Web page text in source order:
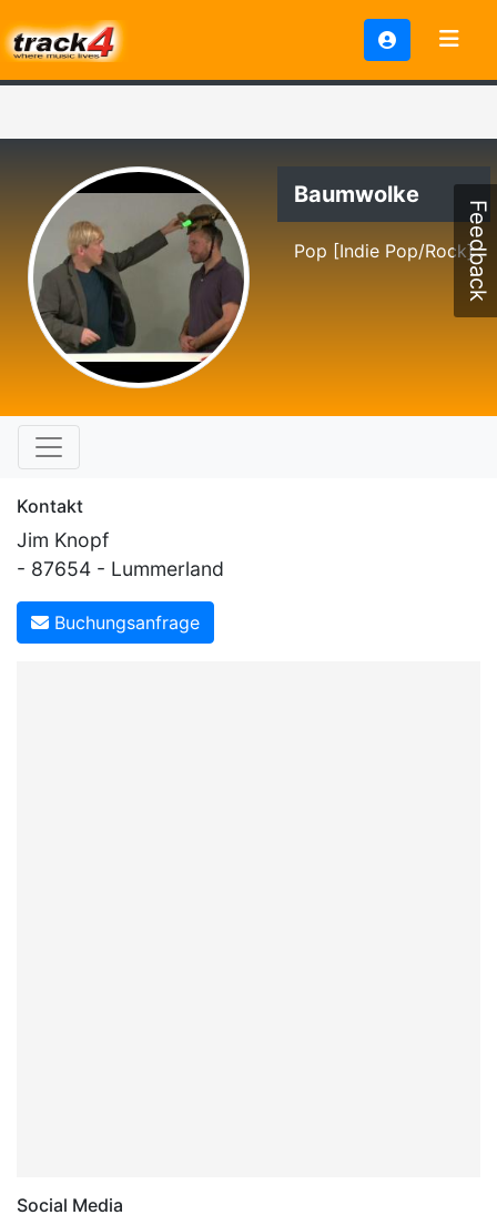
Baumwolke
Pop [Indie Pop/Rock]
Kontakt
Jim Knopf
- 87654 - Lummerland
Buchungsanfrage
Social Media
Feedback